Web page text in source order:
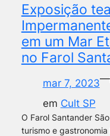
Exposição
em um Mar
no Farol
mar 7, 2023—
em Cult SP
O Farol Santander
turismo e